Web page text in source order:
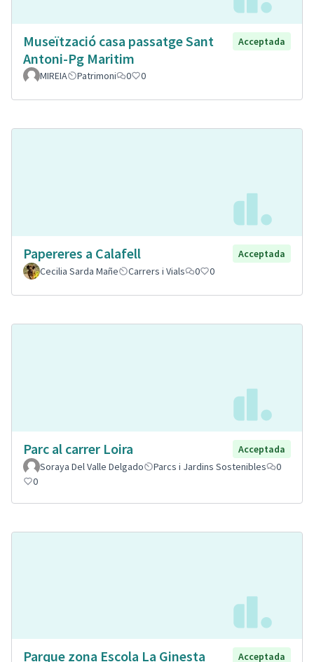
Museïtzació casa passatge Sant
Antoni-Pg Maritim
Acceptada
MIREIA Patrimoni 0 0
Papereres a Calafell
Acceptada
Cecilia Sarda Mañe
Carrers i Vials 0 0
Parc al carrer Loira
Acceptada
Soraya Del Valle Delgado
Parcs i Jardins Sostenibles
0
0
Parque zona Escola La Ginesta
Acceptada